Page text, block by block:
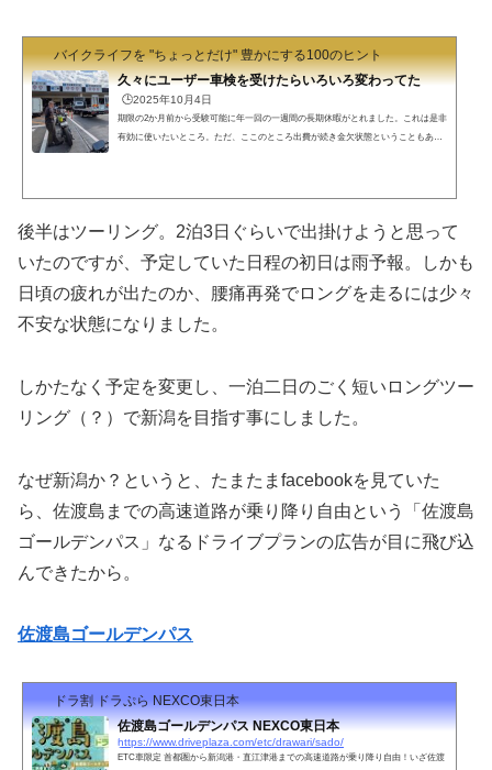
バイクライフを "ちょっとだけ" 豊かにする100のヒント
久々にユーザー車検を受けたらいろいろ変わってた
🕒️2025年10月4日
期限の2か月前から受験可能に年一回の一週間の長期休暇がとれました。これは是非
有効に使いたいところ。ただ、ここのところ出費が続き金欠状態ということもあ
集中するのを緩和するためらしい。）国土交通省HPhttps://...
後半はツーリング。2泊3日ぐらいで出掛けようと思って
いたのですが、予定していた日程の初日は雨予報。しかも
日頃の疲れが出たのか、腰痛再発でロングを走るには少々
不安な状態になりました。
しかたなく予定を変更し、一泊二日のごく短いロングツー
リング（？）で新潟を目指す事にしました。
なぜ新潟か？というと、たまたまfacebookを見ていた
ら、佐渡島までの高速道路が乗り降り自由という「佐渡島
ゴールデンパス」なるドライブプランの広告が目に飛び込
んできたから。
佐渡島ゴールデンパス
ドラ割 ドラぷら NEXCO東日本
佐渡島ゴールデンパス NEXCO東日本
https://www.driveplaza.com/etc/drawari/sado/
ETC車限定 首都圏から新潟港・直江津港までの高速道路が乗り降り自由！いざ佐渡